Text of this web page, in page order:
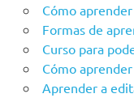
Cómo
Formas de
Curso para
Cómo
Aprender a